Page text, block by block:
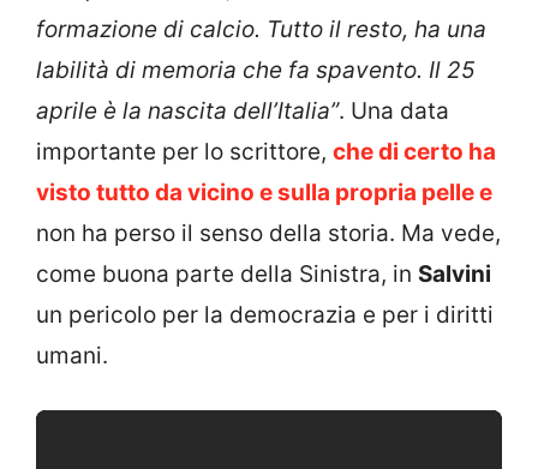
formazione di calcio. Tutto il resto, ha una
labilità di memoria che fa spavento. Il 25
aprile è la nascita dell’Italia”. Una data
importante per lo scrittore, che di certo ha
visto tutto da vicino e sulla propria pelle e
non ha perso il senso della storia. Ma vede,
come buona parte della Sinistra, in Salvini
un pericolo per la democrazia e per i diritti
umani.